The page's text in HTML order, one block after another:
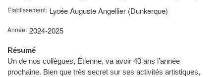
Établissement Lycée Auguste Angellier (Dunkerque)
Année 2024-2025
Résumé
Un de nos collègues, Étienne, va avoir 40 ans l’année
prochaine. Bien que très secret sur ses activités artistiques,